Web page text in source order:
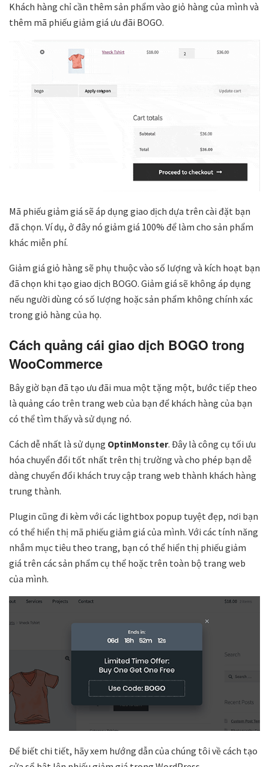
Khách hàng chỉ cần thêm sản phẩm vào giỏ hàng của mình và
thêm mã phiếu giảm giá ưu đãi BOGO.
Mã phiếu giảm giá sẽ áp dụng giao dịch dựa trên cài đặt bạn
đã chọn. Ví dụ, ở đây nó giảm giá 100% để làm cho sản phẩm
khác miễn phí.
Giảm giá giỏ hàng sẽ phụ thuộc vào số lượng và kích hoạt bạn
đã chọn khi tạo giao dịch BOGO. Giảm giá sẽ không áp dụng
nếu người dùng có số lượng hoặc sản phẩm không chính xác
trong giỏ hàng của họ.
Cách quảng cái giao dịch BOGO trong
WooCommerce
Bây giờ bạn đã tạo ưu đãi mua một tặng một, bước tiếp theo
là quảng cáo trên trang web của bạn để khách hàng của bạn
có thể tìm thấy và sử dụng nó.
Cách dễ nhất là sử dụng OptinMonster. Đây là công cụ tối ưu
hóa chuyển đổi tốt nhất trên thị trường và cho phép bạn dễ
dàng chuyển đổi khách truy cập trang web thành khách hàng
trung thành.
Plugin cũng đi kèm với các lightbox popup tuyệt đẹp, nơi bạn
có thể hiển thị mã phiếu giảm giá của mình. Với các tính năng
nhắm mục tiêu theo trang, bạn có thể hiển thị phiếu giảm
giá trên các sản phẩm cụ thể hoặc trên toàn bộ trang web
của mình.
Để biết chi tiết, hãy xem hướng dẫn của chúng tôi về cách tạo